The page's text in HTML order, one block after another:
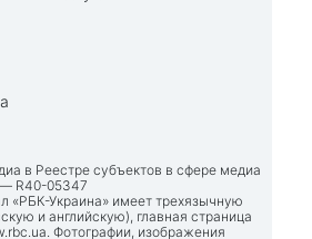
в Реестре субъектов в сфере медиа
— R40-05347
«РБК-Украина» имеет трехязычную
и английскую), главная страница
. Фотографии, изображения